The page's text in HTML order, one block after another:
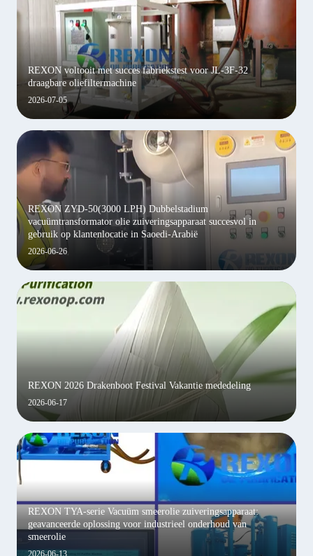
2026-07-05
REXON voltooit met succes fabriekstest voor JL-3F-32
draagbare oliefiltermachine
2026-06-26
REXON ZYD-50(3000 LPH) Dubbelstadium
vacuümtransformator olie zuiveringsapparaat succesvol in
gebruik op klantenlocatie in Saoedi-Arabië
2026-06-17
REXON 2026 Drakenboot Festival Vakantie mededeling
2026-06-13
REXON TYA-serie Vacuüm smeerolie zuiveringsapparaat:
geavanceerde oplossing voor industrieel onderhoud van
smeerolie